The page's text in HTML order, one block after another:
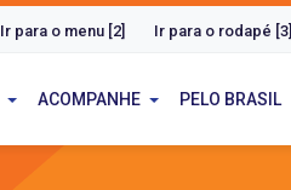
Ir para o menu [2] Ir para o rodapé [3]
ACOMPANHE PELO BRASIL